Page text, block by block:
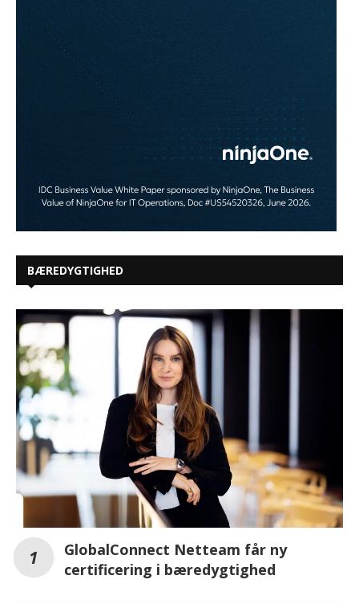
BÆREDYGTIGHED
GlobalConnect Netteam får ny
certificering i bæredygtighed